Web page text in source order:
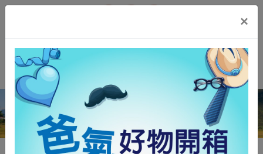
t.src=v;s=b.getElementsByTagName(e)[0];
×